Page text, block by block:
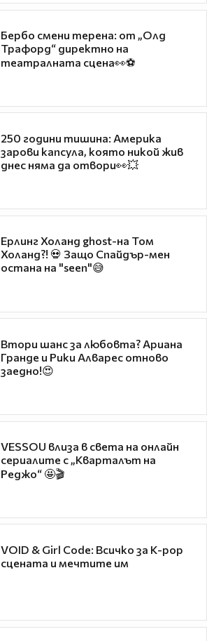
Бербо смени терена: от „Олд
Трафорд“ директно на
театралната сцена👀⚽
250 години тишина: Америка
зарови капсула, която никой жив
днес няма да отвори👀💥
Ерлинг Холанд ghost-на Том
Холанд?! 💀 Защо Спайдър-мен
остана на "seen"😅
Втори шанс за любовта? Ариана
Гранде и Рики Алварес отново
заедно!😍
VESSOU влиза в света на онлайн
сериалите с „Кварталът на
Реджо“ 🤩🎬
VOID & Girl Code: Всичко за K-pop
сцената и мечтите им